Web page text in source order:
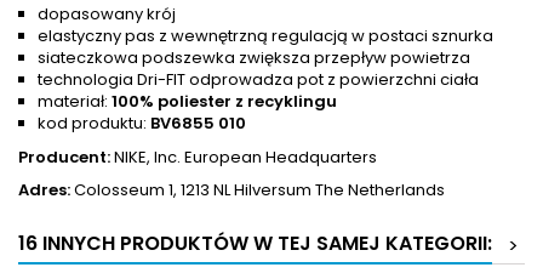
dopasowany krój
elastyczny pas z wewnętrzną regulacją w postaci sznurka
siateczkowa podszewka zwiększa przepływ powietrza
technologia Dri-FIT odprowadza pot z powierzchni ciała
materiał: 100% poliester z recyklingu
kod produktu: BV6855 010
Producent:NIKE, Inc. European Headquarters
Adres:Colosseum 1, 1213 NL Hilversum The Netherlands
16 INNYCH PRODUKTÓW W TEJ SAMEJ KATEGORII:
>